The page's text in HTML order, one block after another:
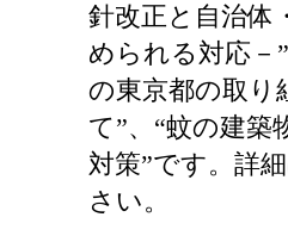
針改正と自治体
められる対応－
の東京都の取り
て”、“蚊の建築
対策”です。詳
さい。